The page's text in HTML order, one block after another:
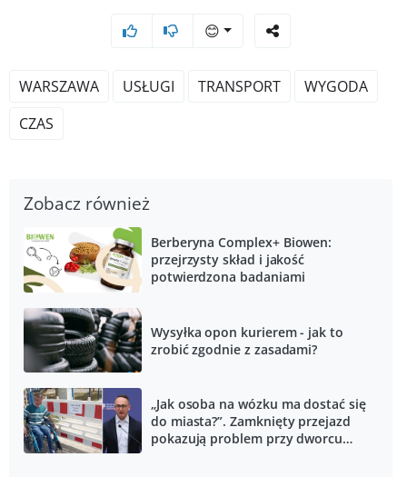
😊
WARSZAWA USŁUGI TRANSPORT
WYGODA
CZAS
Zobacz również
Berberyna Complex+ Biowen:
przejrzysty skład i jakość
potwierdzona badaniami
Wysyłka opon kurierem - jak to
zrobić zgodnie z zasadami?
„Jak osoba na wózku ma dostać się
do miasta?”. Zamknięty przejazd
pokazują problem przy dworcu